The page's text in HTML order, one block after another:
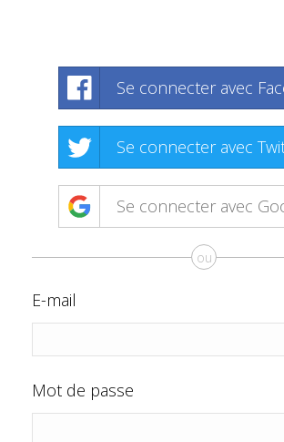
Se connecter avec
Se connecter avec
Se connecter avec
ou
E-mail
Mot de passe